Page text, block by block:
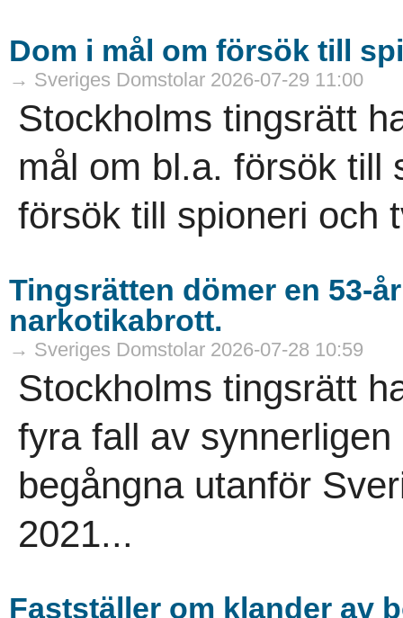
Dom i mål om försök till
→ Sveriges Domstolar 2026-07-29 11:00
Stockholms tingsrätt
mål om bl.a. försök till
försök till spioneri och
Tingsrätten dömer en 53-
narkotikabrott.
→ Sveriges Domstolar 2026-07-28 10:59
Stockholms tingsrätt
fyra fall av
begångna utanför
2021...
Fastställer om klander av